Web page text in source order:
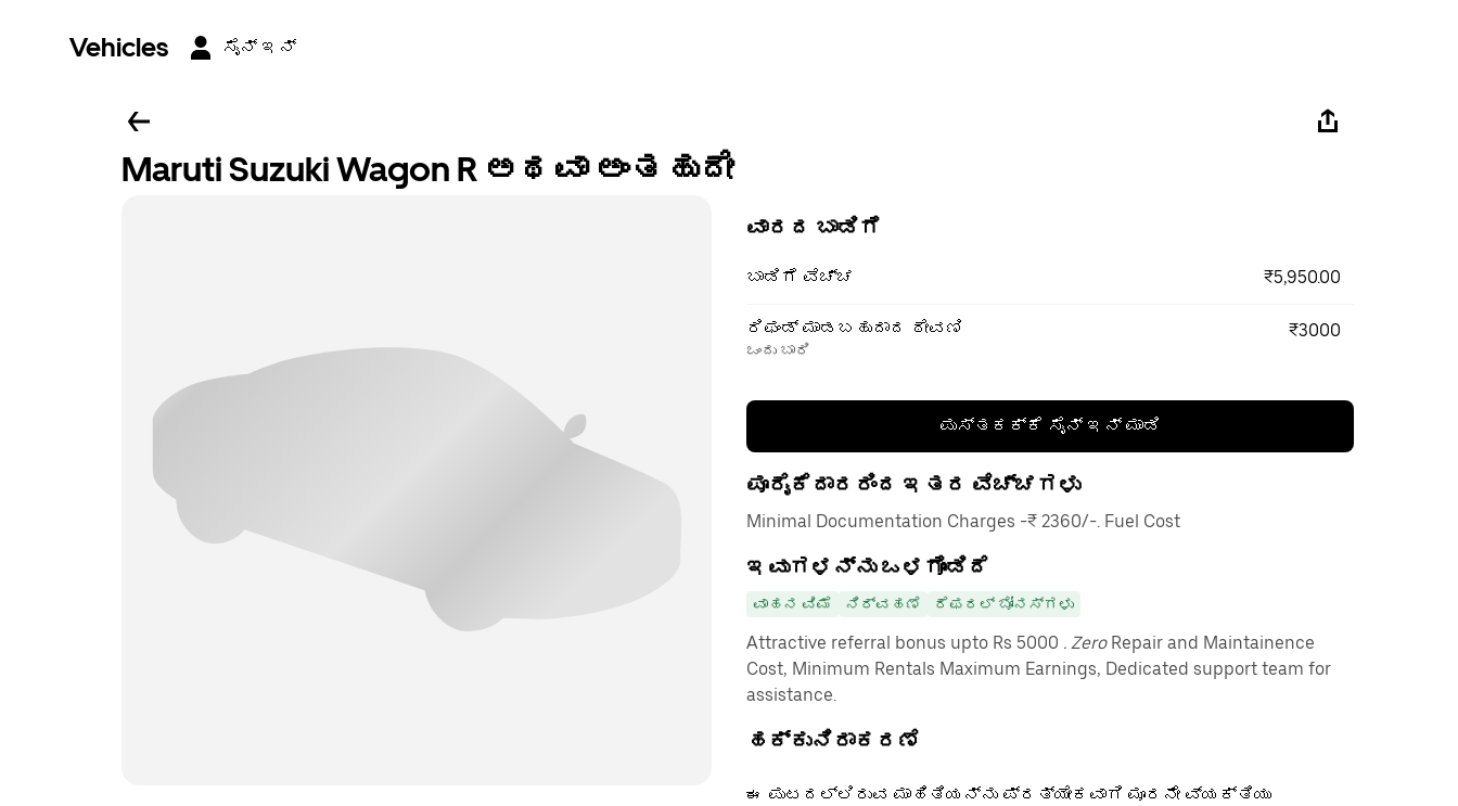
Vehicles ಸೈನ್ ಇನ್
Maruti Suzuki Wagon R ಅಥವಾ ಅಂತಹುದೇ
ವಾರದ ಬಾಡಿಗೆ
ಬಾಡಿಗೆ ವೆಚ್ಚ ₹5,950.00
ರಿಫಂಡ್ ಮಾಡಬಹುದಾದ ಠೇವಣಿ
ಒಂದು ಬಾರಿ
₹3000
ಪುಸ್ತಕಕ್ಕೆ ಸೈನ್ ಇನ್ ಮಾಡಿ
ಪೂರೈಕೆದಾರರಿಂದ ಇತರ ವೆಚ್ಚಗಳು
Minimal Documentation Charges -₹ 2360/-. Fuel Cost
ಇವುಗಳನ್ನು ಒಳಗೊಂಡಿದೆ
ವಾಹನ ವಿಮೆ ನಿರ್ವಹಣೆ ರೆಫರಲ್ ಬೋನಸ್‌ಗಳು
Attractive referral bonus upto Rs 5000 . ZeroRepair and Maintainence
Cost, Minimum Rentals Maximum Earnings, Dedicated support team for
assistance.
ಹಕ್ಕುನಿರಾಕರಣೆ
ಈ ಪುಟದಲ್ಲಿರುವ ಮಾಹಿತಿಯನ್ನು ಪ್ರತ್ಯೇಕವಾಗಿ ಮೂರನೇ ವ್ಯಕ್ತಿಯು